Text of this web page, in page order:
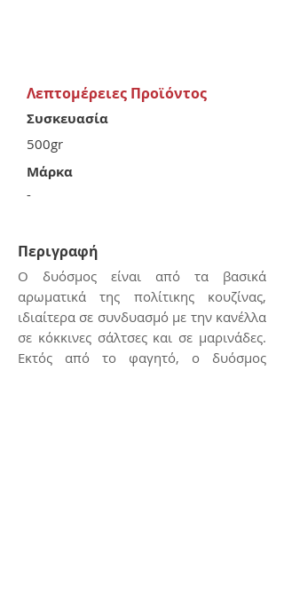
Λεπτομέρειες Προϊόντος
Συσκευασία
500gr
Μάρκα
-
Περιγραφή
Ο δυόσμος είναι από τα βασικά
αρωματικά της πολίτικης κουζίνας,
ιδιαίτερα σε συνδυασμό με την κανέλλα
σε κόκκινες σάλτσες και σε μαρινάδες.
Εκτός από το φαγητό, ο δυόσμος